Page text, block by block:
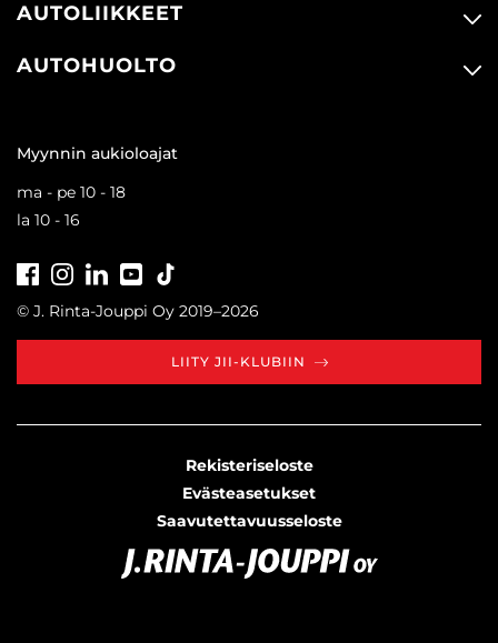
AUTOLIIKKEET
AUTOHUOLTO
Myynnin aukioloajat
ma - pe 10 - 18
la 10 - 16
FacebookInstagramLinkedInYoutube
© J. Rinta-Jouppi Oy 2019–2026
LIITY JII-KLUBIIN
Rekisteriseloste
Evästeasetukset
Saavutettavuusseloste